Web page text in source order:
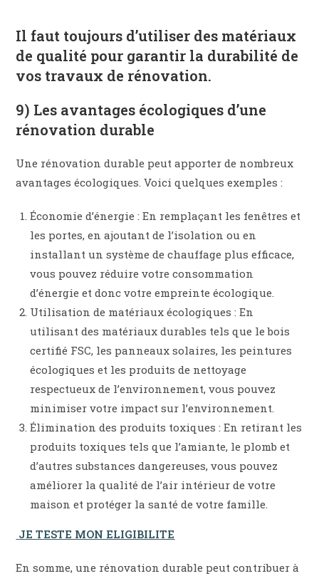
Il faut toujours d’utiliser des matériaux
de qualité pour garantir la durabilité de
vos travaux de rénovation.
9) Les avantages écologiques d’une
rénovation durable
Une rénovation durable peut apporter de nombreux
avantages écologiques. Voici quelques exemples :
Économie d’énergie : En remplaçant les fenêtres et
les portes, en ajoutant de l’isolation ou en
installant un système de chauffage plus efficace,
vous pouvez réduire votre consommation
d’énergie et donc votre empreinte écologique.
Utilisation de matériaux écologiques : En
utilisant des matériaux durables tels que le bois
certifié FSC, les panneaux solaires, les peintures
écologiques et les produits de nettoyage
respectueux de l’environnement, vous pouvez
minimiser votre impact sur l’environnement.
Élimination des produits toxiques : En retirant les
produits toxiques tels que l’amiante, le plomb et
d’autres substances dangereuses, vous pouvez
améliorer la qualité de l’air intérieur de votre
maison et protéger la santé de votre famille.
JE TESTE MON ELIGIBILITE
En somme, une rénovation durable peut contribuer à